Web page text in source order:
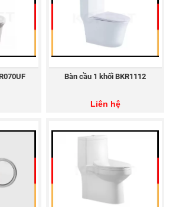
Bàn cầu 1 khối BKR1112
Liên hệ